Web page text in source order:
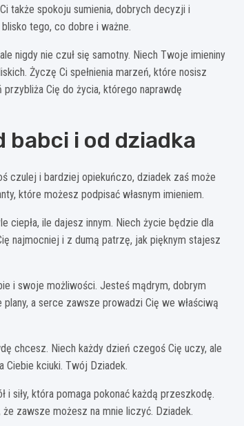
także spokoju sumienia, dobrych decyzji i
tego, co dobre i ważne.
nigdy nie czuł się samotny. Niech Twoje imieniny
Życzę Ci spełnienia marzeń, które nosisz
Cię do życia, którego naprawdę
babci i od dziadka
czulej i bardziej opiekuńczo, dziadek zaś może
które możesz podpisać własnym imieniem.
ciepła, ile dajesz innym. Niech życie będzie dla
najmocniej i z dumą patrzę, jak pięknym stajesz
i swoje możliwości. Jesteś mądrym, dobrym
a serce zawsze prowadzi Cię we właściwą
chcesz. Niech każdy dzień czegoś Cię uczy, ale
Ciebie kciuki. Twój Dziadek.
siły, która pomaga pokonać każdą przeszkodę.
zawsze możesz na mnie liczyć. Dziadek.